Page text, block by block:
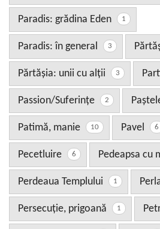
Paradis: grădina Eden 1
Paradis: în general 3
Părtăşia: unii cu alţii 3
Passion/Suferinţe 2
Patimă, manie 10 Pavel 6
Pecetluire 6 Pedeapsa cu
Perdeaua Templului 1
Persecuție, prigoană 1